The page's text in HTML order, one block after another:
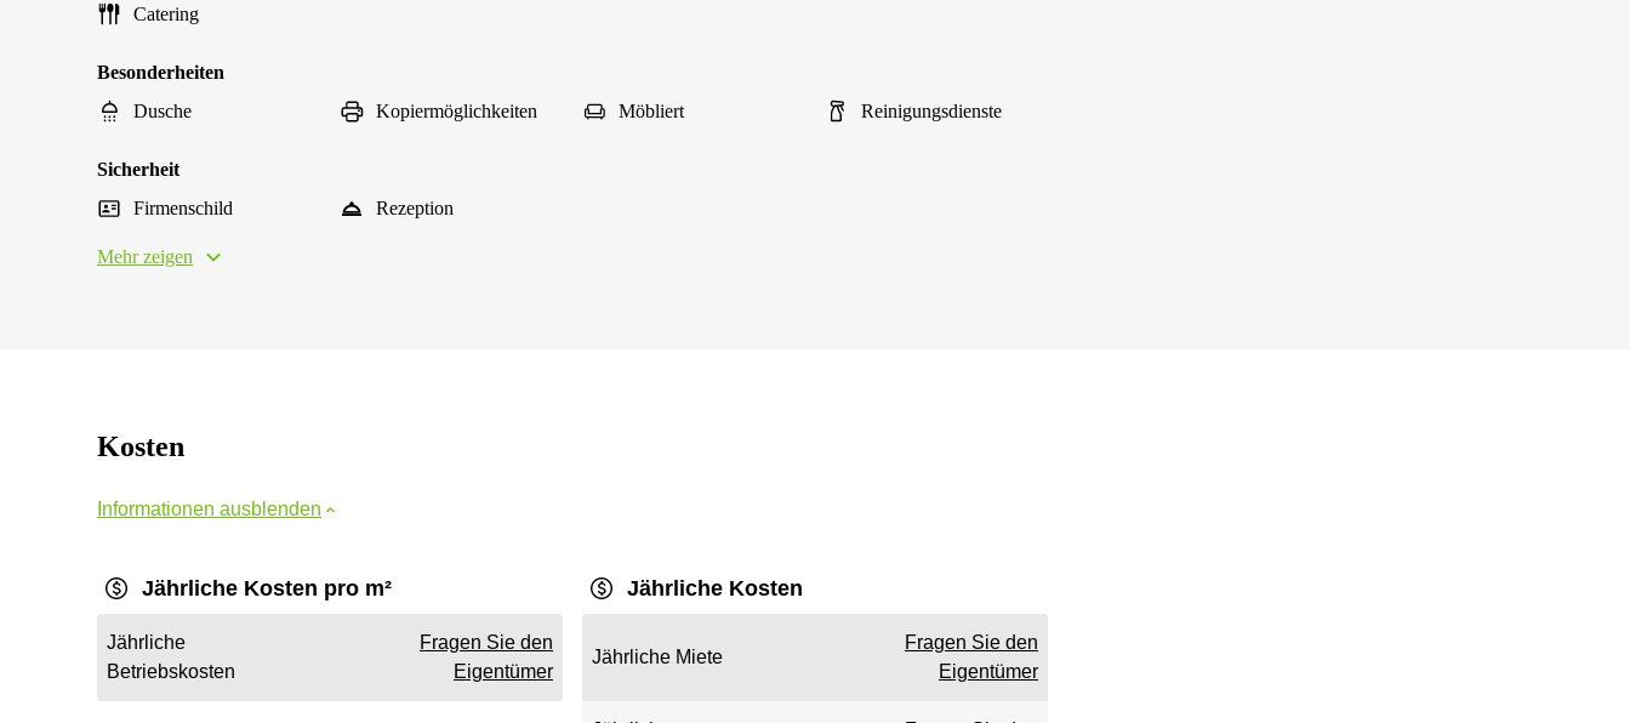
Catering
Besonderheiten
Dusche
Kopiermöglichkeiten Möbliert Reinigungsdienste
Sicherheit
Firmenschild
Rezeption
Mehr zeigen
Kosten
Informationen ausblenden
Jährliche Kosten pro m²
Jährliche
Betriebskosten
Fragen Sie den
Eigentümer
Jährliche Kosten
Jährliche Miete
Fragen Sie den
Eigentümer